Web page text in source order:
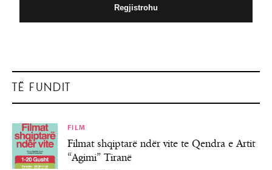
TË FUNDIT
FILM
Filmat shqiptarë ndër vite te Qendra e Artit
“Agimi” Tiranë